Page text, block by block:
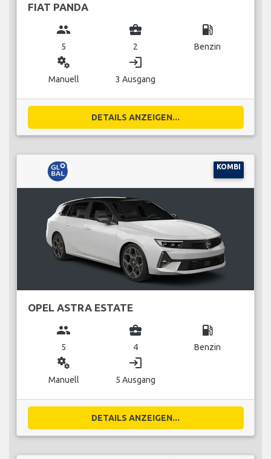
FIAT PANDA
group
5
business_center
2
local_gas_station
Benzin
miscellaneous_services
Manuell
login
3 Ausgang
DETAILS ANZEIGEN...
KOMBI
OPEL ASTRA ESTATE
group
5
business_center
4
local_gas_station
Benzin
miscellaneous_services
Manuell
login
5 Ausgang
DETAILS ANZEIGEN...